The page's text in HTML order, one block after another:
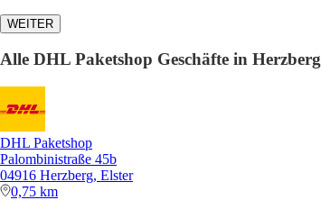
WEITER
Alle DHL Paketshop Geschäfte in Herzberg
DHL Paketshop
Palombinistraße 45b
04916 Herzberg, Elster
0,75 km